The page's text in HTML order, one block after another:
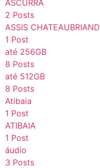
ASCURRA
2 Posts
ASSIS CHATEAUBRIAND
1 Post
até 256GB
8 Posts
até 512GB
8 Posts
Atibaia
1 Post
ATIBAIA
1 Post
áudio
3 Posts